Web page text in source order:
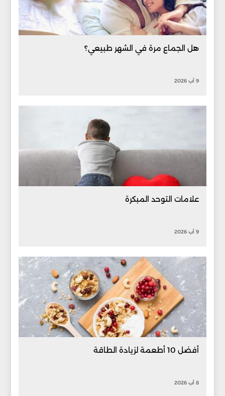
هل الجماع مرة في الشهر طبيعي؟
9 آب 2026
علامات التوحد المبكرة
9 آب 2026
أفضل 10 أطعمة لزيادة الطاقة
8 آب 2026